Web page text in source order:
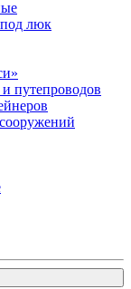
люк
путепроводов